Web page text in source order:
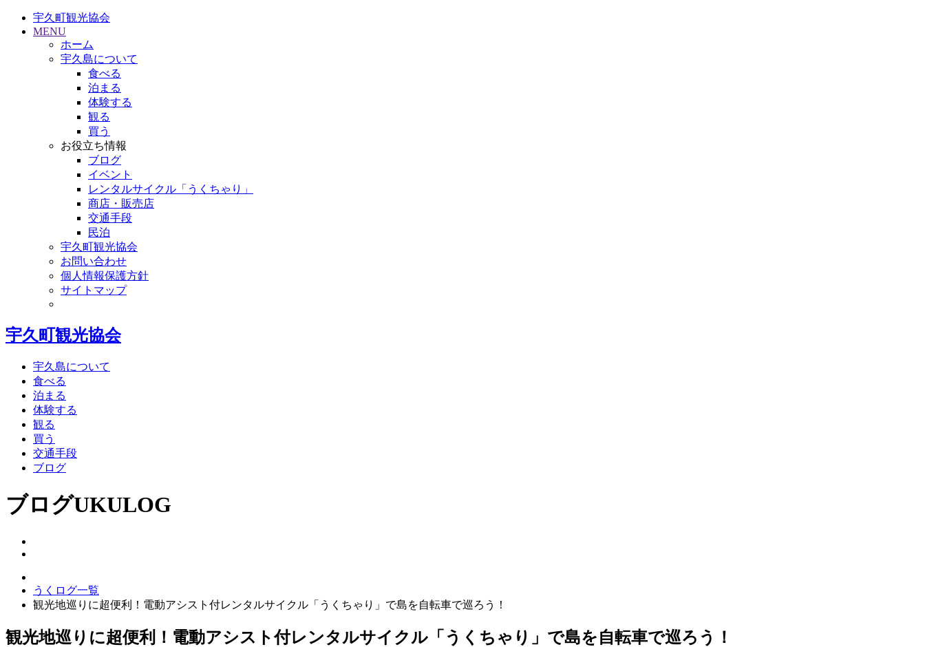
宇久町観光協会
MENU
ホーム
宇久島について
食べる
泊まる
体験する
観る
買う
お役立ち情報
ブログ
イベント
レンタルサイクル「うくちゃり」
商店・販売店
交通手段
民泊
宇久町観光協会
お問い合わせ
個人情報保護方針
サイトマップ
宇久町観光協会
宇久島について
食べる
泊まる
体験する
観る
買う
交通手段
ブログ
ブログUKULOG
うくログ一覧
観光地巡りに超便利！電動アシスト付レンタルサイクル「うくちゃり」で島を自転車で巡ろう！
観光地巡りに超便利！電動アシスト付レンタルサイクル「うくちゃり」で島を自転車で巡ろう！